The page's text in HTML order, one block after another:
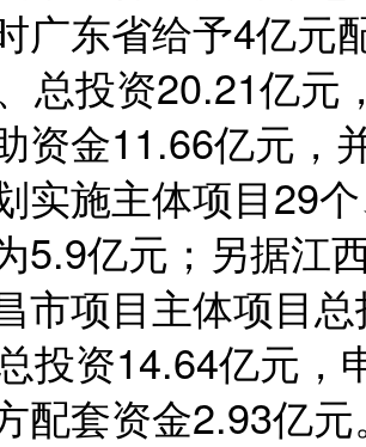
广东省给予4亿元
总投资20.21亿元
资金11.66亿元，
实施主体项目29
5.9亿元；另据江
市项目主体项目
投资14.64亿元，
配套资金2.93亿元